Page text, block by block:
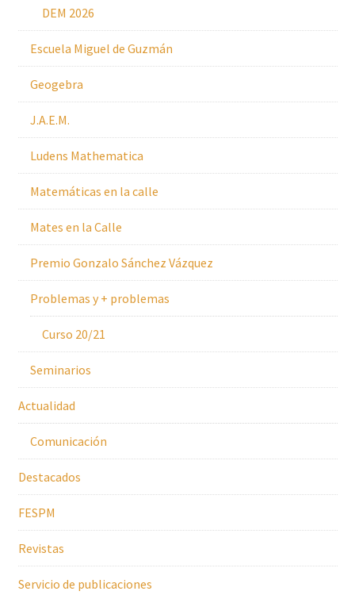
DEM 2026
Escuela Miguel de Guzmán
Geogebra
J.A.E.M.
Ludens Mathematica
Matemáticas en la calle
Mates en la Calle
Premio Gonzalo Sánchez Vázquez
Problemas y + problemas
Curso 20/21
Seminarios
Actualidad
Comunicación
Destacados
FESPM
Revistas
Servicio de publicaciones